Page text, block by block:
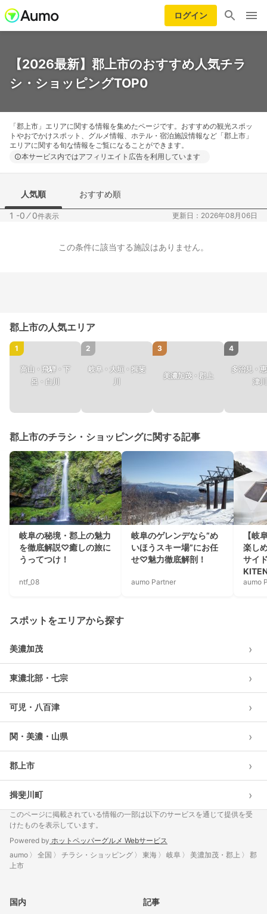
ログイン
【2026最新】郡上市のおすすめ人気チラ
シ・ショッピングTOP0
「郡上市」エリアに関する情報を集めたページです。おすすめの観光スポッ
トやおでかけスポット、グルメ情報、ホテル・宿泊施設情報など「郡上市」
エリアに関する旬な情報をご覧になることができます。
本サービス内ではアフィリエイト広告を利用しています
人気順 おすすめ順
1 -0 ⁄0件表示 更新日：2026年08月06日
この条件に該当する施設はありません。
郡上市の人気エリア
1
高山・飛騨・下
呂・白川
2
岐阜・大垣・揖斐
川
3
美濃加茂・郡上
4
多治見・
津川
郡上市のチラシ・ショッピングに関する記事
岐阜の秘境・郡上の魅力
を徹底解説♡癒しの旅に
うってつけ！
ntf_08
岐阜のゲレンデなら”め
いほうスキー場”にお任
せ♡魅力徹底解剖！
aumo Partner
【岐
楽し
サイ
ステ
aumo
スポットをエリアから探す
美濃加茂 ›
東濃北部・七宗 ›
可児・八百津 ›
関・美濃・山県 ›
郡上市 ›
揖斐川町 ›
このページに掲載されている情報の一部は以下のサービスを通じて提供を受
けたものを表示しています。
Powered by ホットペッパーグルメ Webサービス
aumo
全国 チラシ・ショッピング 東海 岐阜 美濃加茂・郡上
郡
上市
国内 記事